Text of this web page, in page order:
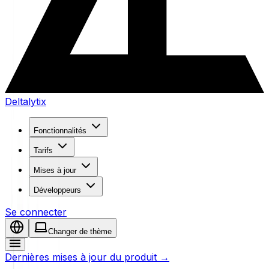
Deltalytix
Fonctionnalités
Tarifs
Mises à jour
Développeurs
Se connecter
Changer de thème
Dernières mises à jour du produit →